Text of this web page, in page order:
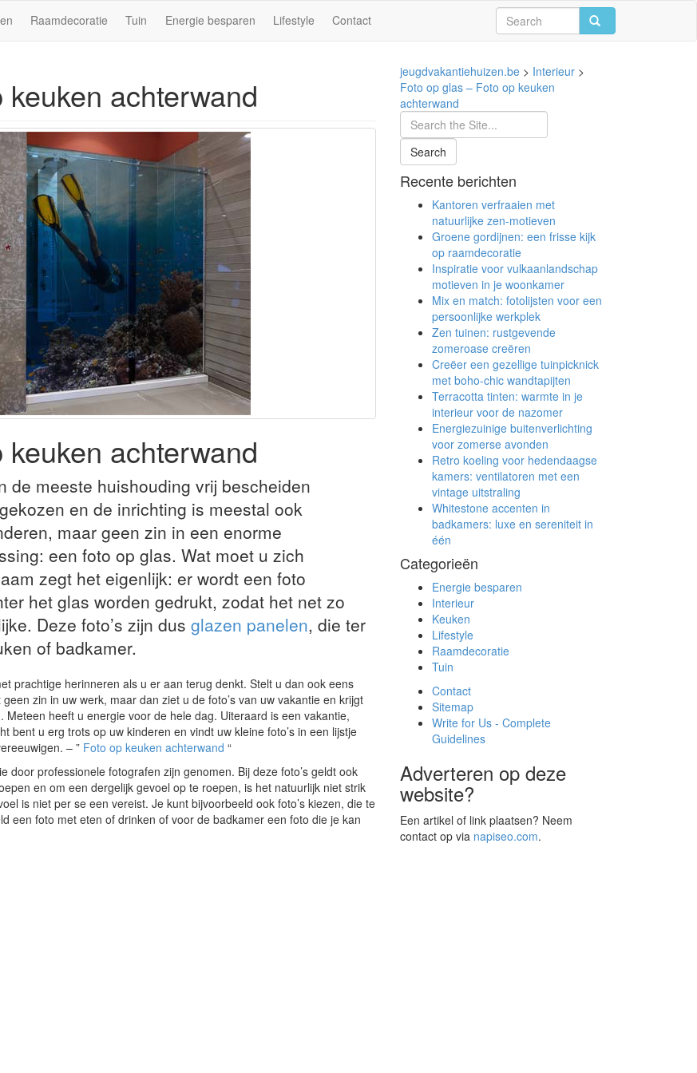
Raamdecoratie Tuin Energie besparen Lifestyle Contact
achterwand
achterwand
de meeste huishouding vrij bescheiden
en de inrichting is meestal ook
maar geen zin in een enorme
een foto op glas. Wat moet u zich
zegt het eigenlijk: er wordt een foto
het glas worden gedrukt, zodat het net zo
Deze foto’s zijn dus glazen panelen, die ter
of badkamer.
prachtige herinneren als u er aan terug denkt. Stelt u dan ook eens
zin in uw werk, maar dan ziet u de foto’s van uw vakantie en krijgt
heeft u energie voor de hele dag. Uiteraard is een vakantie,
bent u erg trots op uw kinderen en vindt uw kleine foto’s in een lijstje
– ” Foto op keuken achterwand “
door professionele fotografen zijn genomen. Bij deze foto’s geldt ook
en om een dergelijk gevoel op te roepen, is het natuurlijk niet strik
is niet per se een vereist. Je kunt bijvoorbeeld ook foto’s kiezen, die te
een foto met eten of drinken of voor de badkamer een foto die je kan
jeugdvakantiehuizen.be > Interieur >
Foto op glas – Foto op keuken
achterwand
Recente berichten
Kantoren verfraaien met
natuurlijke zen-motieven
Groene gordijnen: een frisse kijk
op raamdecoratie
Inspiratie voor vulkaanlandschap
motieven in je woonkamer
Mix en match: fotolijsten voor een
persoonlijke werkplek
Zen tuinen: rustgevende
zomeroase creëren
Creëer een gezellige tuinpicknick
met boho-chic wandtapijten
Terracotta tinten: warmte in je
interieur voor de nazomer
Energiezuinige buitenverlichting
voor zomerse avonden
Retro koeling voor hedendaagse
kamers: ventilatoren met een
vintage uitstraling
Whitestone accenten in
badkamers: luxe en sereniteit in
één
Categorieën
Energie besparen
Interieur
Keuken
Lifestyle
Raamdecoratie
Tuin
Contact
Sitemap
Write for Us - Complete
Guidelines
Adverteren op deze
website?
Een artikel of link plaatsen? Neem
contact op via napiseo.com.